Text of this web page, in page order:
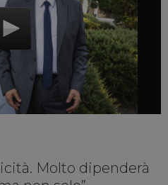
Molto dipenderà